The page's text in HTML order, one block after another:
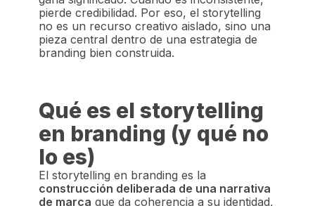
pierde credibilidad. Por eso, el storytelling
no es un recurso creativo aislado, sino una
pieza central dentro de una estrategia de
branding bien construida.
Qué es el storytelling
en branding (y qué no
lo es)
El storytelling en branding es la
construcción deliberada de una narrativa
de marca que da coherencia a su identidad,